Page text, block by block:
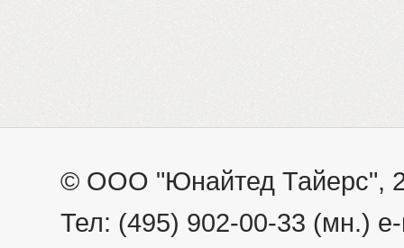
© ООО "Юнайтед Тайерс",
Тел: (495) 902-00-33 (мн.)